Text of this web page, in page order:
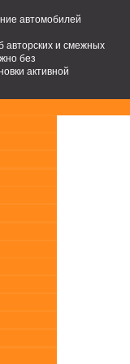
автомобилей
авторских и смежных
без
активной